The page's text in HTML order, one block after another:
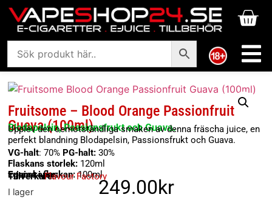
Fruitsome – Blood Orange Passionfruit
Guava (100ml)
Blodapelsin, Passionsfrukt och Guava.
Upplev den oemotståndliga smaken av denna fräscha juice, en
perfekt blandning Blodapelsin, Passionsfrukt och Guava.
VG-halt: 70% PG-halt: 30%
Flaskans storlek: 120ml
E-juice i flaskan:100ml
Egenskaper:
Tillverkare:Flavour Factory249.00kr
I lager